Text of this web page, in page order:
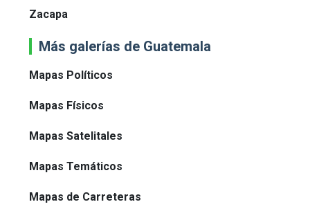
Zacapa
Más galerías de Guatemala
Mapas Políticos
Mapas Físicos
Mapas Satelitales
Mapas Temáticos
Mapas de Carreteras